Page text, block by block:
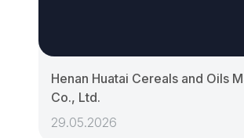
Henan Huatai Cereals and Oils
Co., Ltd.
29.05.2026